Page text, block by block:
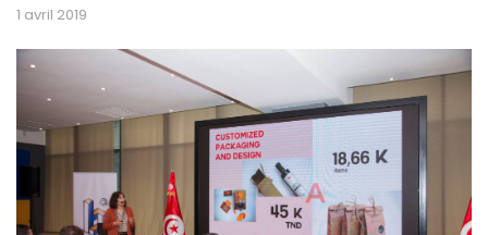
1 avril 2019